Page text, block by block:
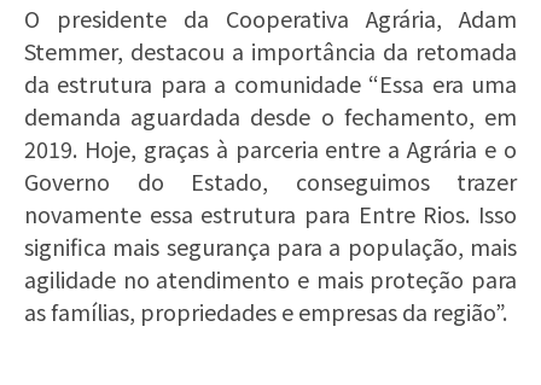
O presidente da Cooperativa Agrária, Adam
Stemmer, destacou a importância da retomada
da estrutura para a comunidade “Essa era uma
demanda aguardada desde o fechamento, em
2019. Hoje, graças à parceria entre a Agrária e o
Governo do Estado, conseguimos trazer
novamente essa estrutura para Entre Rios. Isso
significa mais segurança para a população, mais
agilidade no atendimento e mais proteção para
as famílias, propriedades e empresas da região”.